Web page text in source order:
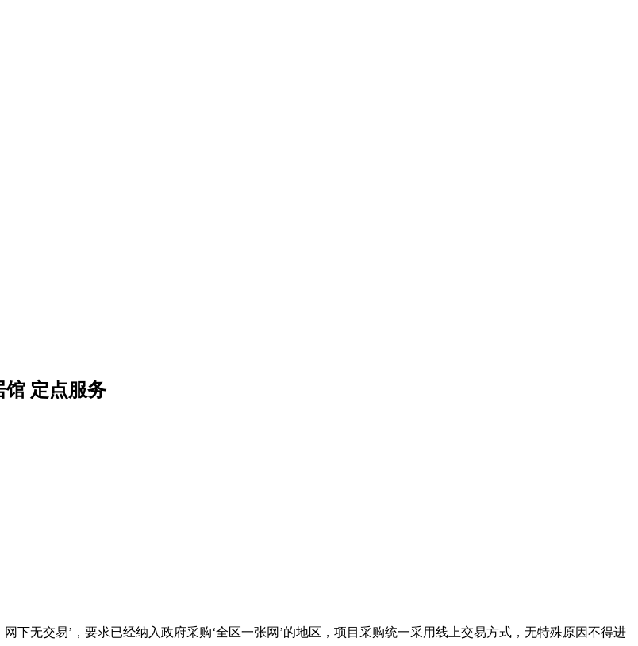
馆 定点服务
下无交易’，要求已经纳入政府采购‘全区一张网’的地区，项目采购统一采用线上交易方式，无特殊原因不得进